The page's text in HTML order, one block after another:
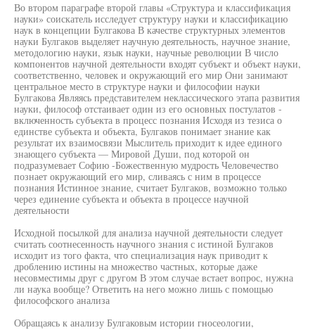
Во втором параграфе второй главы «Структура и классификация
науки» соискатель исследует структуру науки и классификацию
наук в концепции Булгакова В качестве структурных элементов
науки Булгаков выделяет научную деятельность, научное знание,
методологию науки, язык науки, научные революции В число
компонентов научной деятельности входят субъект и объект науки,
соответственно, человек и окружающий его мир Они занимают
центральное место в структуре науки и философии науки
Булгакова Являясь представителем неклассического этапа развития
науки, философ отстаивает один из его основных постулатов -
включенность субъекта в процесс познания Исходя из тезиса о
единстве субъекта и объекта, Булгаков понимает знание как
результат их взаимосвязи Мыслитель приходит к идее единого
знающего субъекта — Мировой Души, под которой он
подразумевает Софию -Божественную мудрость Человечество
познает окружающий его мир, сливаясь с ним в процессе
познания Истинное знание, считает Булгаков, возможно только
через единение субъекта и объекта в процессе научной
деятельности
Исходной посылкой для анализа научной деятельности следует
считать соотнесенность научного знания с истиной Булгаков
исходит из того факта, что специализация наук приводит к
дроблению истины на множество частных, которые даже
несовместимы друг с другом В этом случае встает вопрос, нужна
ли наука вообще? Ответить на него можно лишь с помощью
философского анализа
Обращаясь к анализу Булгаковым истории гносеологии,